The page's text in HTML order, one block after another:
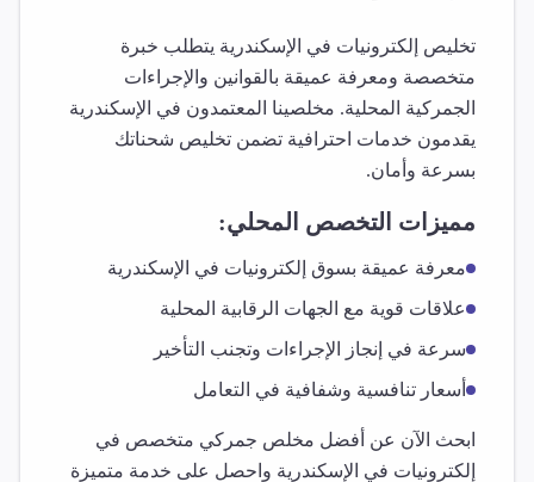
تخليص إلكترونيات في الإسكندرية يتطلب خبرة
متخصصة ومعرفة عميقة بالقوانين والإجراءات
الجمركية المحلية. مخلصينا المعتمدون في الإسكندرية
يقدمون خدمات احترافية تضمن تخليص شحناتك
بسرعة وأمان.
مميزات التخصص المحلي:
معرفة عميقة بسوق إلكترونيات في الإسكندرية
علاقات قوية مع الجهات الرقابية المحلية
سرعة في إنجاز الإجراءات وتجنب التأخير
أسعار تنافسية وشفافية في التعامل
ابحث الآن عن أفضل مخلص جمركي متخصص في
إلكترونيات في الإسكندرية واحصل على خدمة متميزة